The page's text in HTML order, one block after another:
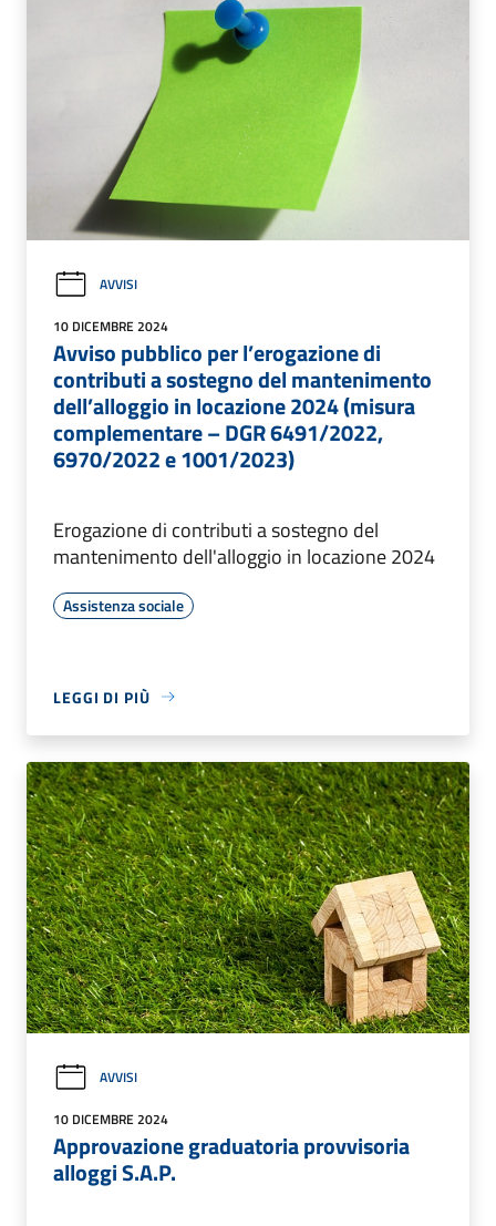
AVVISI
10 DICEMBRE 2024
Avviso pubblico per l’erogazione di
contributi a sostegno del mantenimento
dell’alloggio in locazione 2024 (misura
complementare – DGR 6491/2022,
6970/2022 e 1001/2023)
Erogazione di contributi a sostegno del
mantenimento dell'alloggio in locazione 2024
Assistenza sociale
LEGGI DI PIÙ
AVVISI
10 DICEMBRE 2024
Approvazione graduatoria provvisoria
alloggi S.A.P.